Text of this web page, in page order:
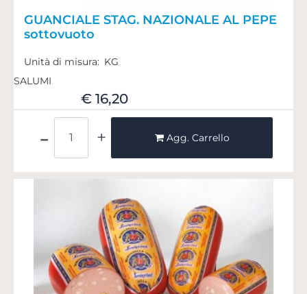
GUANCIALE STAG. NAZIONALE AL PEPE
sottovuoto
Unità di misura: KG
SALUMI
€ 16,20
Agg. Carrello